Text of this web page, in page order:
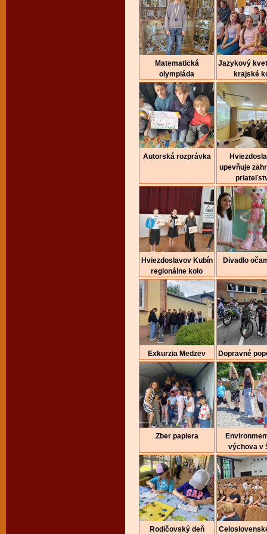
Matematická
olympiáda
Jazykový
krajské
Autorská rozprávka
upevňuje
Hviezdoslavov Kubín
regionálne kolo
Divadlo
Exkurzia Medzev Dopravné
Zber papiera
výchova v
Rodičovský deň